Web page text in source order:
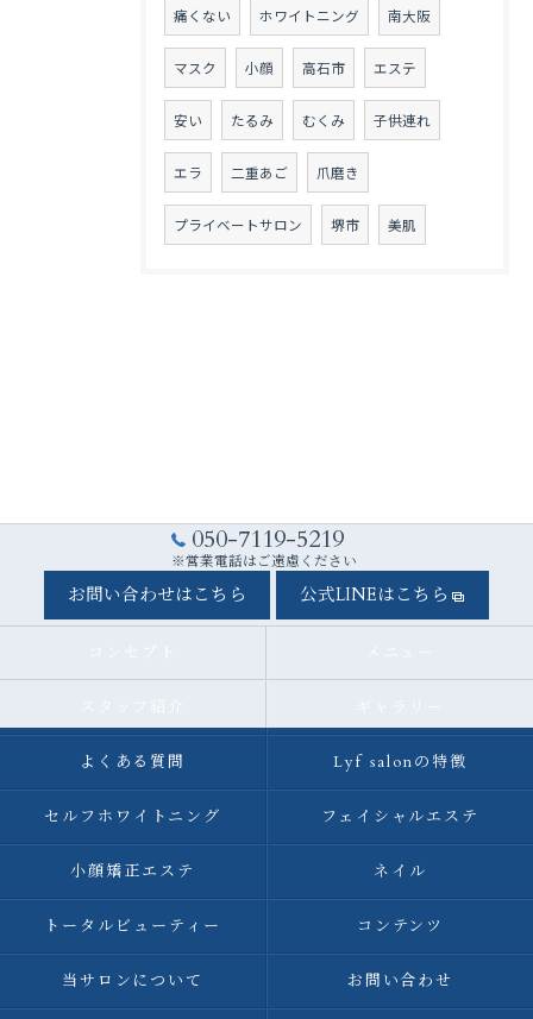
痛くない ホワイトニング 南大阪
マスク 小顔 高石市 エステ
安い たるみ むくみ 子供連れ
エラ 二重あご 爪磨き
プライベートサロン 堺市 美肌
050-7119-5219
※営業電話はご遠慮ください
お問い合わせはこちら 公式LINEはこちら
よくある質問 Lyf salonの特徴
セルフホワイトニング フェイシャルエステ
小顔矯正エステ ネイル
トータルビューティー コンテンツ
当サロンについて お問い合わせ